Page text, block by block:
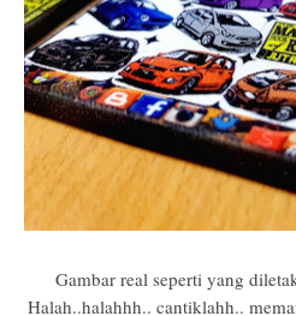
Gambar real seperti yang
Halah..halahhh.. cantiklahh..